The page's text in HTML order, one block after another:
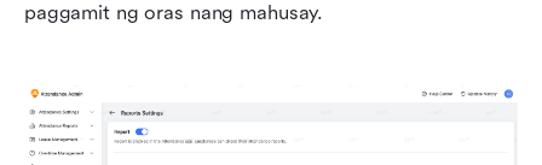
paggamit ng oras nang mahusay.